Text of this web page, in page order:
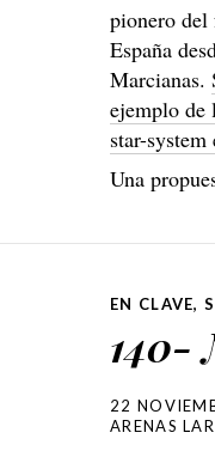
pionero
España
Marcianas.
ejemplo de
star-system
Una
EN CLAVE,
140-
22
ARENAS